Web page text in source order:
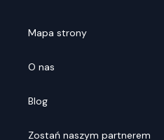
Mapa strony
O nas
Blog
Zostań naszym partnerem